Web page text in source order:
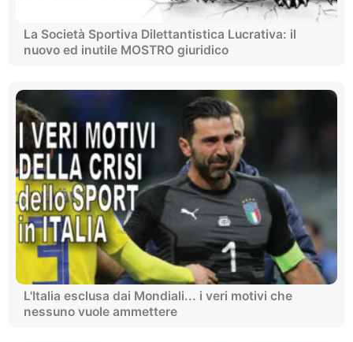
La Società Sportiva Dilettantistica Lucrativa: il
nuovo ed inutile MOSTRO giuridico
L'Italia esclusa dai Mondiali... i veri motivi che
nessuno vuole ammettere